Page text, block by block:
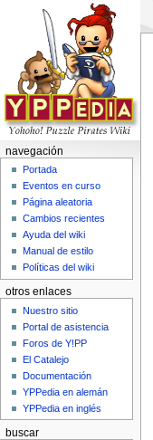
navegación
Portada
Eventos en curso
Página aleatoria
Cambios recientes
Ayuda del wiki
Manual de estilo
Políticas del wiki
otros enlaces
Nuestro sitio
Portal de asistencia
Foros de Y!PP
El Catalejo
Documentación
YPPedia en alemán
YPPedia en inglés
buscar